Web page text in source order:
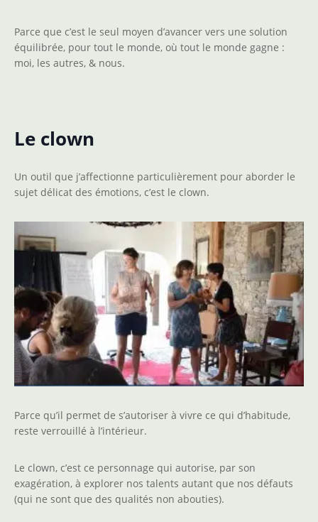
Parce que c’est le seul moyen d’avancer vers une solution
équilibrée, pour tout le monde, où tout le monde gagne :
moi, les autres, & nous.
Le clown
Un outil que j’affectionne particulièrement pour aborder le
sujet délicat des émotions, c’est le clown.
Parce qu’il permet de s’autoriser à vivre ce qui d’habitude,
reste verrouillé à l’intérieur.
Le clown, c’est ce personnage qui autorise, par son
exagération, à explorer nos talents autant que nos défauts
(qui ne sont que des qualités non abouties).